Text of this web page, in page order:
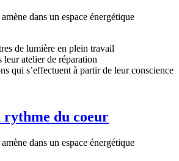
dans un espace énergétique
de lumière en plein travail
leur atelier de réparation
qui s’effectuent à partir de leur conscience
rythme du coeur
dans un espace énergétique